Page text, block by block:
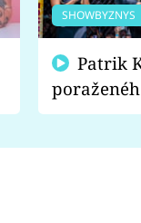
SHOWBYZNYS
fanoušci